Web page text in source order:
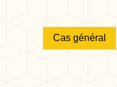
Cas général